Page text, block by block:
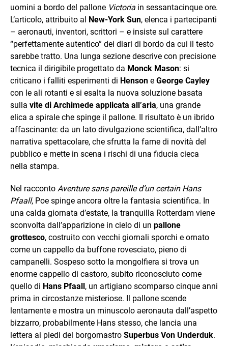
uomini a bordo del pallone Victoria in sessantacinque ore.
L’articolo, attribuito al New‑York Sun, elenca i partecipanti
– aeronauti, inventori, scrittori – e insiste sul carattere
“perfettamente autentico” dei diari di bordo da cui il testo
sarebbe tratto. Una lunga sezione descrive con precisione
tecnica il dirigibile progettato da Monck Mason: si
criticano i falliti esperimenti di Henson e George Cayley
con le ali rotanti e si esalta la nuova soluzione basata
sulla vite di Archimede applicata all’aria, una grande
elica a spirale che spinge il pallone. Il risultato è un ibrido
affascinante: da un lato divulgazione scientifica, dall’altro
narrativa spettacolare, che sfrutta la fame di novità del
pubblico e mette in scena i rischi di una fiducia cieca
nella stampa.
Nel racconto Aventure sans pareille d’un certain Hans
Pfaall, Poe spinge ancora oltre la fantasia scientifica. In
una calda giornata d’estate, la tranquilla Rotterdam viene
sconvolta dall’apparizione in cielo di un pallone
grottesco, costruito con vecchi giornali sporchi e ornato
come un cappello da buffone rovesciato, pieno di
campanelli. Sospeso sotto la mongolfiera si trova un
enorme cappello di castoro, subito riconosciuto come
quello di Hans Pfaall, un artigiano scomparso cinque anni
prima in circostanze misteriose. Il pallone scende
lentamente e mostra un minuscolo aeronauta dall’aspetto
bizzarro, probabilmente Hans stesso, che lancia una
lettera ai piedi del borgomastro Superbus Von Underduk.